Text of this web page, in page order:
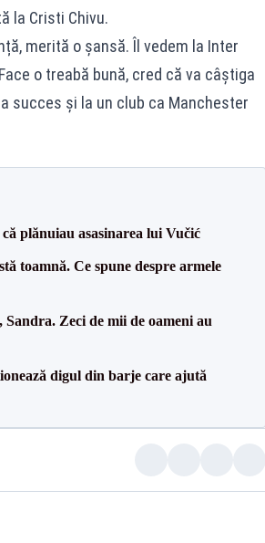
la Cristi Chivu.
merită o șansă. Îl vedem la Inter
o treabă bună, cred că va câștiga
succes și la un club ca Manchester
plănuiau asasinarea lui Vučić
toamnă. Ce spune despre armele
Zeci de mii de oameni au
digul din barje care ajută